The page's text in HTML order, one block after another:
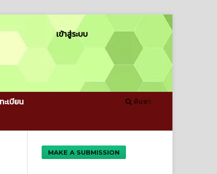
ะเบียน ค้นหา
เข้าสู่ระบบ
MAKE A SUBMISSION